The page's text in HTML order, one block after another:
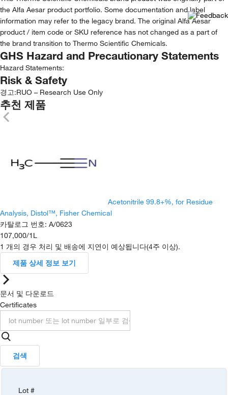
the Alfa Aesar product portfolio. Some documentation and label
information may refer to the legacy brand. The original Alfa Aesar
product / item code or SKU reference has not changed as a part of
the brand transition to Thermo Scientific Chemicals.
GHS Hazard and Precautionary Statements
Hazard Statements:
Risk & Safety
경고:RUO – Research Use Only
추천 제품
Acetonitrile 99.8+%, for Residue
Analysis, Distol™, Fisher Chemical
카탈로그 번호: A/0623
107,000/1L
1 개의 경우 처리 및 배송에 지연이 예상됩니다(4주 이상).
제품 상세 정보 보기
문서 및 다운로드
Certificates
검색
Lot #